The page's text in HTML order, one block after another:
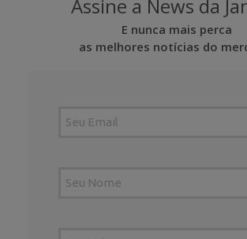
Assine a News da
E nunca mais perca
as melhores notícias do